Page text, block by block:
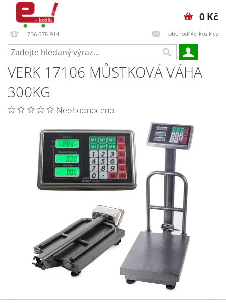
736 678 914 obchod@e-kosik.cz
0 Kč
VERK 17106 MŮSTKOVÁ VÁHA
300KG
Neohodnoceno